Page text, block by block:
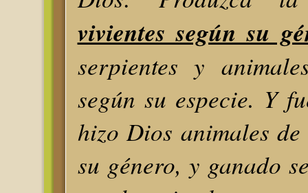
vivientes según su
serpientes y
según su especie.
hizo Dios animales
su género, y ganado